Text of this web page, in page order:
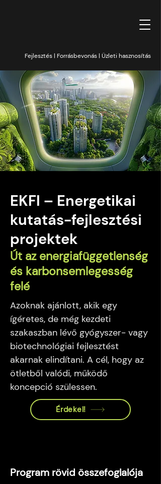
Fejlesztés | Forrásbevonás | Üzleti hasznosítás
EKFI – Energetikai
kutatás-fejlesztési
projektek
Út az energiafüggetlenség
és karbonsemlegesség
felé
Azoknak ajánlott, akik egy
ígéretes, de még kezdeti
szakaszban lévő gyógyszer- vagy
biotechnológiai fejlesztést
akarnak elindítani. A cél, hogy az
ötletből valódi, működő
koncepció szülessen.
Érdekel!
Program rövid összefoglalója